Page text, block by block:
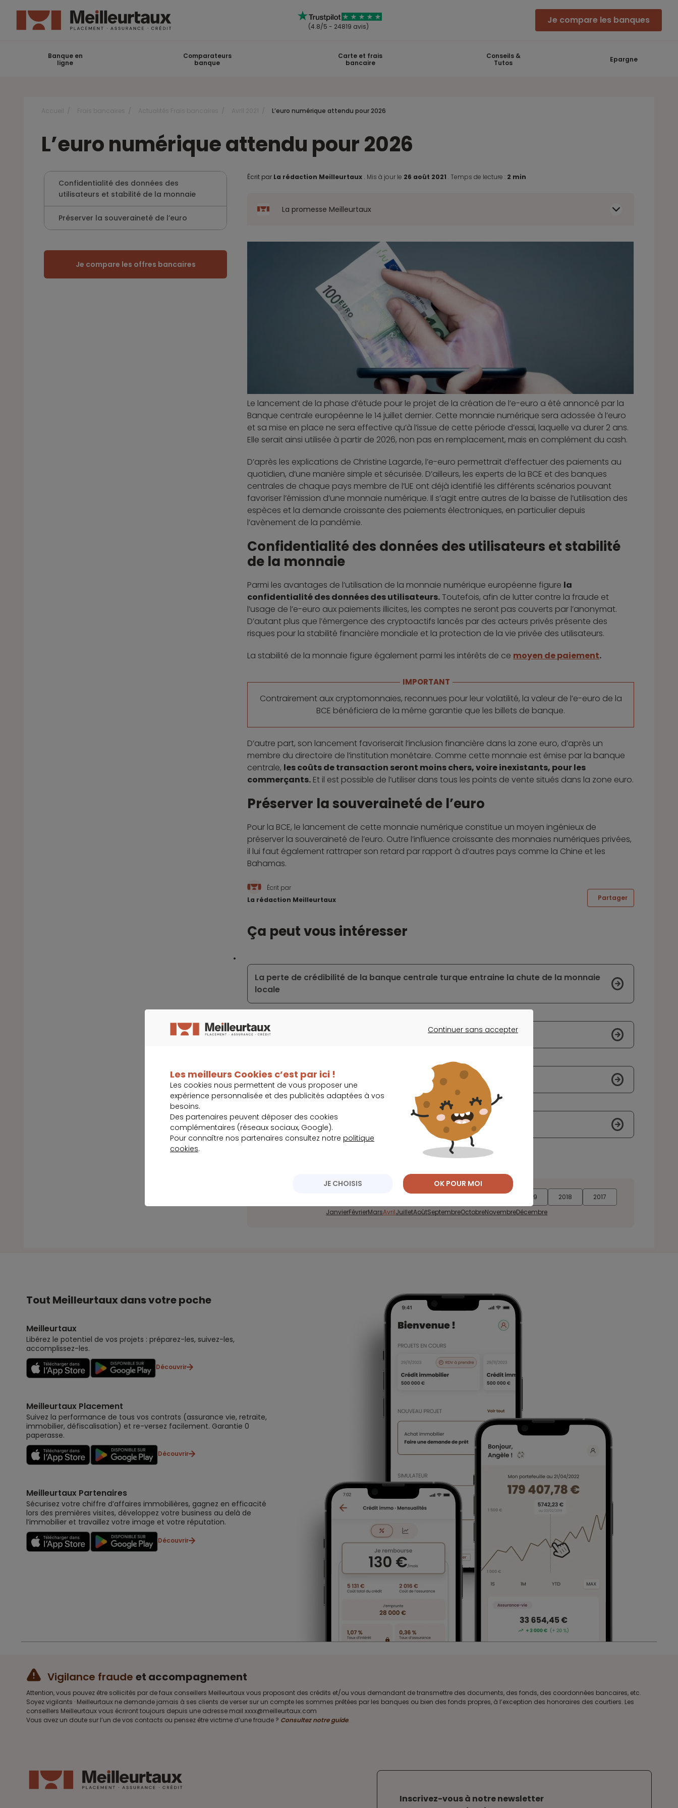
(4.8/5 - 24819 avis)
Je compare les banques
Banque en
ligne
Comparateurs
banque
Carte et frais
bancaire
Conseils &
Tutos
Epargne
L’euro numérique attendu pour 2026
L’euro numérique attendu pour 2026
Confidentialité des données des
utilisateurs et stabilité de la monnaie
Préserver la souveraineté de l’euro
Je compare les offres bancaires
Écrit par La rédaction Meilleurtaux . Mis à jour le 26 août 2021. Temps de lecture : 2 min
La promesse Meilleurtaux
Le lancement de la phase d’étude pour le projet de la création de l’e-euro a été annoncé par la
Banque centrale européenne le 14 juillet dernier. Cette monnaie numérique sera adossée à l’euro
et sa mise en place ne sera effective qu’à l’issue de cette période d’essai, laquelle va durer 2 ans.
Elle serait ainsi utilisée à partir de 2026, non pas en remplacement, mais en complément du cash.
D’après les explications de Christine Lagarde, l’e-euro permettrait d’effectuer des paiements au
quotidien, d’une manière simple et sécurisée. D’ailleurs, les experts de la BCE et des banques
centrales de chaque pays membre de l’UE ont déjà identifié les différents scénarios pouvant
favoriser l’émission d’une monnaie numérique. Il s’agit entre autres de la baisse de l’utilisation des
espèces et la demande croissante des paiements électroniques, en particulier depuis
l’avènement de la pandémie.
Confidentialité des données des utilisateurs et stabilité
de la monnaie
Parmi les avantages de l’utilisation de la monnaie numérique européenne figure la
confidentialité des données des utilisateurs.Toutefois, afin de lutter contre la fraude et
l’usage de l’e-euro aux paiements illicites, les comptes ne seront pas couverts par l’anonymat.
D’autant plus que l’émergence des cryptoactifs lancés par des acteurs privés présente des
risques pour la stabilité financière mondiale et la protection de la vie privée des utilisateurs.
La stabilité de la monnaie figure également parmi les intérêts de ce moyen de paiement.
IMPORTANT
Contrairement aux cryptomonnaies, reconnues pour leur volatilité, la valeur de l’e-euro de la
BCE bénéficiera de la même garantie que les billets de banque.
D’autre part, son lancement favoriserait l’inclusion financière dans la zone euro, d’après un
membre du directoire de l’institution monétaire. Comme cette monnaie est émise par la banque
centrale, les coûts de transaction seront moins chers, voire inexistants, pour les
commerçants. Et il est possible de l’utiliser dans tous les points de vente situés dans la zone euro.
Préserver la souveraineté de l’euro
Pour la BCE, le lancement de cette monnaie numérique constitue un moyen ingénieux de
préserver la souveraineté de l’euro. Outre l’influence croissante des monnaies numériques privées,
il lui faut également rattraper son retard par rapport à d’autres pays comme la Chine et les
Bahamas.
Écrit par
La rédaction Meilleurtaux
Partager
Ça peut vous intéresser
La perte de crédibilité de la banque centrale turque entraine la chute de la monnaie
locale
Le paiement par carte prend l’avantage sur le chèque
PayPal enrichit son offre
Paiement fractionné : une pratique qui se démocratise
2019 2018
2017
JanvierFévrierMarsAvrilJuilletAoûtSeptembreOctobreNovembreDécembre
Tout Meilleurtaux dans votre poche
Meilleurtaux
Libérez le potentiel de vos projets : préparez-les, suivez-les,
accomplissez-les.
Découvrir
Meilleurtaux Placement
Suivez la performance de tous vos contrats (assurance vie, retraite,
immobilier, défiscalisation) et re-versez facilement. Garantie 0
paperasse.
Découvrir
Meilleurtaux Partenaires
Sécurisez votre chiffre d’affaires immobilières, gagnez en efficacité
lors des premières visites, développez votre business au delà de
l’immobilier et travaillez votre image et votre réputation.
Découvrir
Vigilance fraude et accompagnement
Attention, vous pouvez être sollicités par de faux conseillers Meilleurtaux vous proposant des crédits et/ou vous demandant de transmettre des documents, des fonds, des coordonnées bancaires, etc.
Soyez vigilants · Meilleurtaux ne demande jamais à ses clients de verser sur un compte les sommes prêtées par les banques ou bien des fonds propres, à l’exception des honoraires des courtiers. Les
conseillers Meilleurtaux vous écriront toujours depuis une adresse mail xxxx@meilleurtaux.com
Vous avez un doute sur l’un de vos contacts ou pensez être victime d’une fraude ? Consultez notre guide.
Inscrivez-vous à notre newsletter
Continuer sans accepter
Les meilleurs Cookies c’est par ici !
Les cookies nous permettent de vous proposer une
expérience personnalisée et des publicités adaptées à vos
besoins.
Des partenaires peuvent déposer des cookies
complémentaires (réseaux sociaux, Google).
Pour connaître nos partenaires consultez notre politique
cookies.
JE CHOISIS OK POUR MOI